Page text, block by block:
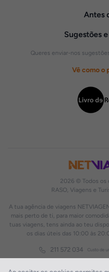
2026 © Todos os
RASO, Viagens e
A tua agência de viagens
mais perto de ti, para maior
tuas viagens, tens ainda ao teu
os dias úteis das 10:00 às
211 572 034 Custo de
Antes
Sugestões
Queres enviar-nos
Vê como o